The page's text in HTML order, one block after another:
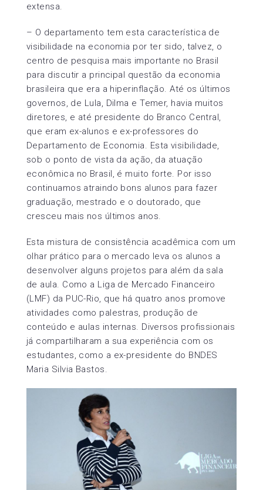
extensa.
– O departamento tem esta característica de
visibilidade na economia por ter sido, talvez, o
centro de pesquisa mais importante no Brasil
para discutir a principal questão da economia
brasileira que era a hiperinflação. Até os últimos
governos, de Lula, Dilma e Temer, havia muitos
diretores, e até presidente do Branco Central,
que eram ex-alunos e ex-professores do
Departamento de Economia. Esta visibilidade,
sob o ponto de vista da ação, da atuação
econômica no Brasil, é muito forte. Por isso
continuamos atraindo bons alunos para fazer
graduação, mestrado e o doutorado, que
cresceu mais nos últimos anos.
Esta mistura de consistência acadêmica com um
olhar prático para o mercado leva os alunos a
desenvolver alguns projetos para além da sala
de aula. Como a Liga de Mercado Financeiro
(LMF) da PUC-Rio, que há quatro anos promove
atividades como palestras, produção de
conteúdo e aulas internas. Diversos profissionais
já compartilharam a sua experiência com os
estudantes, como a ex-presidente do BNDES
Maria Silvia Bastos.